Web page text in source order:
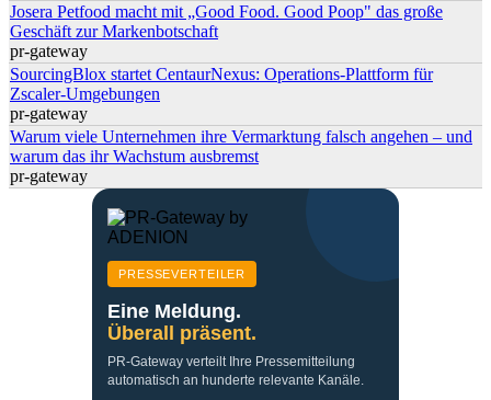
Josera Petfood macht mit „Good Food. Good Poop" das große
Geschäft zur Markenbotschaft
pr-gateway
SourcingBlox startet CentaurNexus: Operations-Plattform für
Zscaler-Umgebungen
pr-gateway
Warum viele Unternehmen ihre Vermarktung falsch angehen – und
warum das ihr Wachstum ausbremst
pr-gateway
PRESSEVERTEILER
Eine Meldung.
Überall präsent.
PR-Gateway verteilt Ihre Pressemitteilung
automatisch an hunderte relevante Kanäle.